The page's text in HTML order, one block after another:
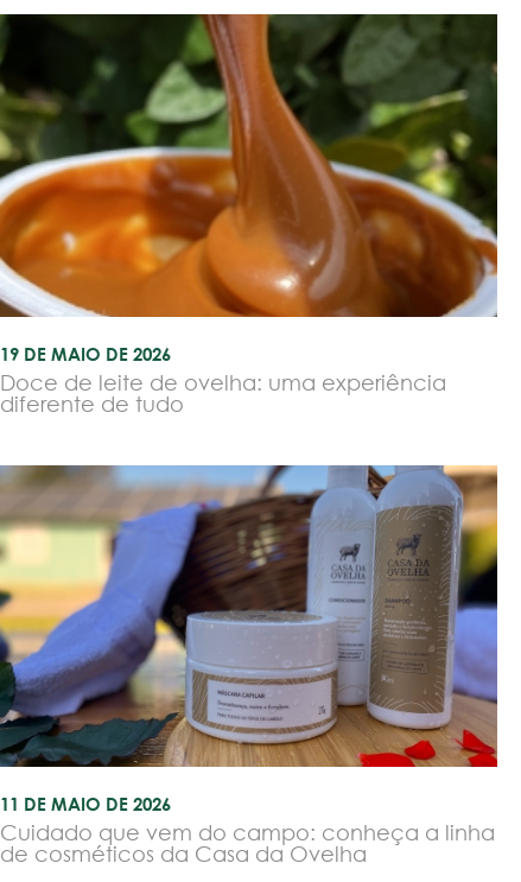
19 DE MAIO DE 2026
Doce de leite de ovelha: uma experiência
diferente de tudo
11 DE MAIO DE 2026
Cuidado que vem do campo: conheça a linha
de cosméticos da Casa da Ovelha